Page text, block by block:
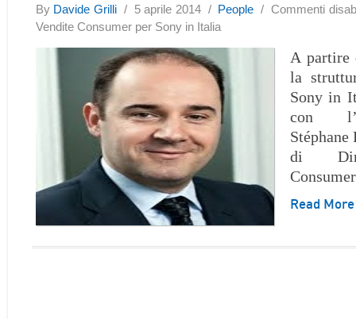
By Davide Grilli/ 5 aprile 2014 / People /Commenti
Vendite Consumer per Sony in Italia
A partire
la
Sony in
con
di
Read